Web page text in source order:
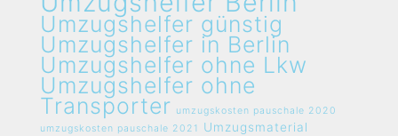
Umzugshelfer günstig
Umzugshelfer in Berlin
Umzugshelfer ohne Lkw
Umzugshelfer ohne
Transporter umzugskosten pauschale 2020
umzugskosten pauschale 2021
Umzugsmaterial